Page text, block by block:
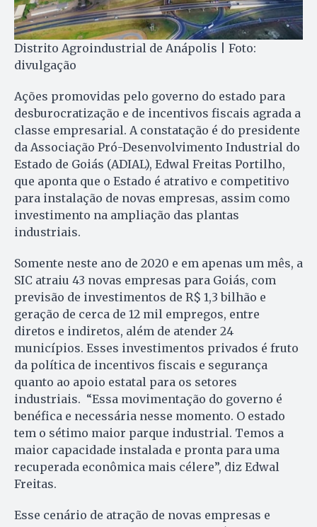
Distrito Agroindustrial de Anápolis | Foto:
divulgação
Ações promovidas pelo governo do estado para
desburocratização e de incentivos fiscais agrada a
classe empresarial. A constatação é do presidente
da Associação Pró-Desenvolvimento Industrial do
Estado de Goiás (ADIAL), Edwal Freitas Portilho,
que aponta que o Estado é atrativo e competitivo
para instalação de novas empresas, assim como
investimento na ampliação das plantas
industriais.
Somente neste ano de 2020 e em apenas um mês, a
SIC atraiu 43 novas empresas para Goiás, com
previsão de investimentos de R$ 1,3 bilhão e
geração de cerca de 12 mil empregos, entre
diretos e indiretos, além de atender 24
municípios. Esses investimentos privados é fruto
da política de incentivos fiscais e segurança
quanto ao apoio estatal para os setores
industriais. “Essa movimentação do governo é
benéfica e necessária nesse momento. O estado
tem o sétimo maior parque industrial. Temos a
maior capacidade instalada e pronta para uma
recuperada econômica mais célere”, diz Edwal
Freitas.
Esse cenário de atração de novas empresas e